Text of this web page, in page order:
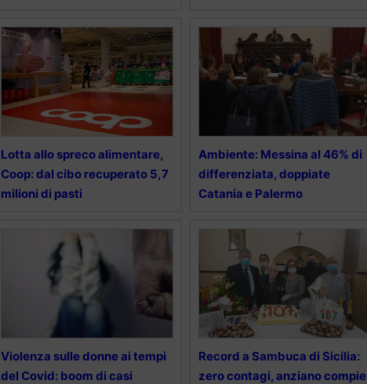
Lotta allo spreco alimentare,
Coop: dal cibo recuperato 5,7
milioni di pasti
Ambiente: Messina al 46% di
differenziata, doppiate
Catania e Palermo
Violenza sulle donne ai tempi
del Covid: boom di casi
Record a Sambuca di Sicilia:
zero contagi, anziano compie